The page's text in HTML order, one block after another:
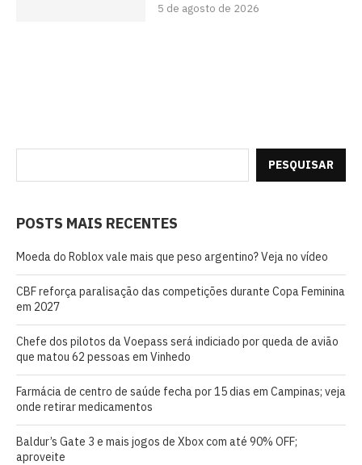
5 de agosto de 2026
PESQUISAR
POSTS MAIS RECENTES
Moeda do Roblox vale mais que peso argentino? Veja no vídeo
CBF reforça paralisação das competições durante Copa Feminina
em 2027
Chefe dos pilotos da Voepass será indiciado por queda de avião
que matou 62 pessoas em Vinhedo
Farmácia de centro de saúde fecha por 15 dias em Campinas; veja
onde retirar medicamentos
Baldur’s Gate 3 e mais jogos de Xbox com até 90% OFF;
aproveite